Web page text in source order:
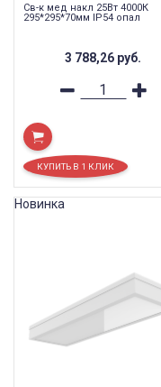
Св-к мед накл 25Вт 4000К
295*295*70мм IP54 опал
3 788,26 руб.
Новинка